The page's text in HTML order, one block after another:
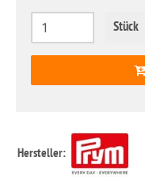
Stück
Hersteller: